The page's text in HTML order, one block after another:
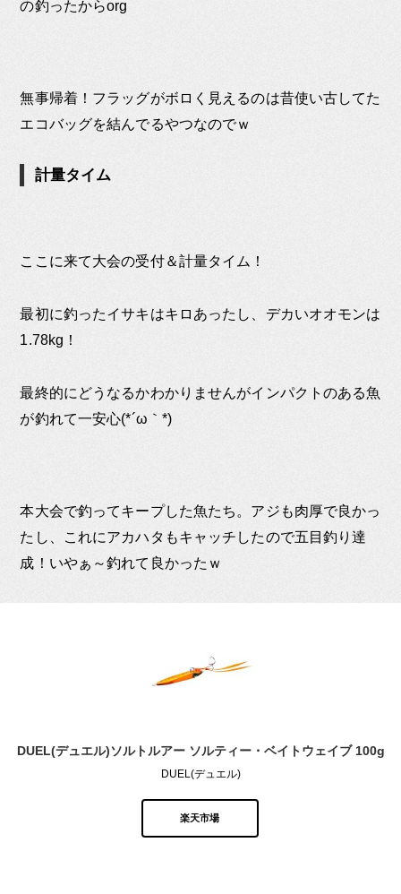
の釣ったからorg
無事帰着！フラッグがボロく見えるのは昔使い古してた
エコバッグを結んでるやつなのでｗ
計量タイム
ここに来て大会の受付＆計量タイム！
最初に釣ったイサキはキロあったし、デカいオオモンは
1.78kg！
最終的にどうなるかわかりませんがインパクトのある魚
が釣れて一安心(*´ω｀*)
本大会で釣ってキープした魚たち。アジも肉厚で良かっ
たし、これにアカハタもキャッチしたので五目釣り達
成！いやぁ～釣れて良かったｗ
DUEL(デュエル)ソルトルアー ソルティー・ベイトウェイブ 100g
DUEL(デュエル)
楽天市場